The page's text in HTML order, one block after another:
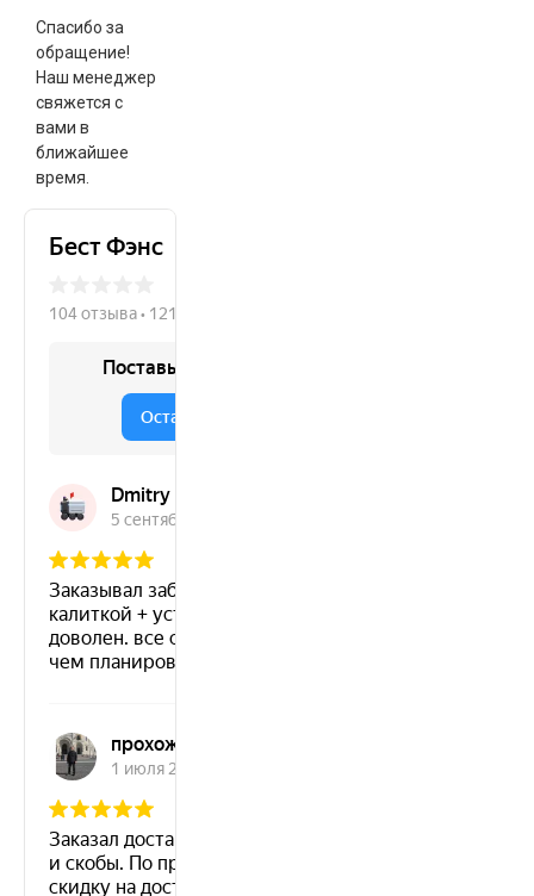
Спасибо за
обращение!
Наш менеджер
свяжется с
вами в
ближайшее
время.